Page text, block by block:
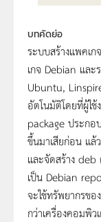
บทคัดย่อ
ระบบสร้างแพคเ
เกจ Debian แล
Ubuntu,
อัตโนมัติโดยที่ผู้ใ
package ประก
ขึ้นมาเสียก่อน แล้
และจัดสร้าง deb
เป็น Debian
จะใช้ทรัพยากรขอ
กว่าเครื่องคอมพิ